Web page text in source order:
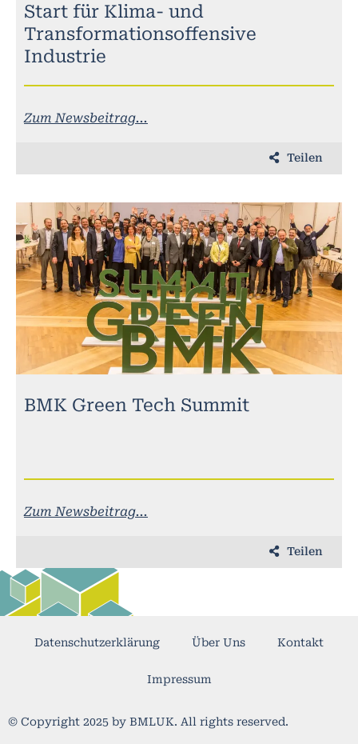
Start für Klima- und
Transformationsoffensive
Industrie
Zum Newsbeitrag...
Teilen
BMK Green Tech Summit
Zum Newsbeitrag...
Teilen
© Copyright 2025 by BMLUK. All rights reserved.
Datenschutzerklärung Über Uns Kontakt
Impressum